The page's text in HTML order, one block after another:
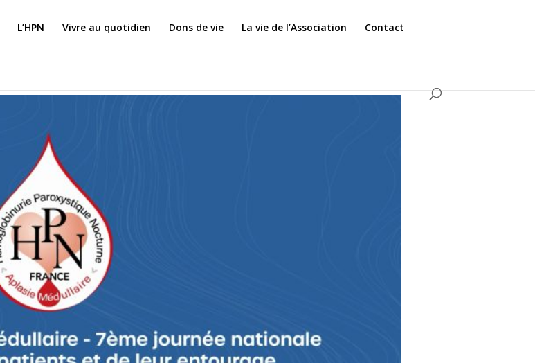
L’HPN Vivre au quotidien Dons de vie La vie de l’Association Contact